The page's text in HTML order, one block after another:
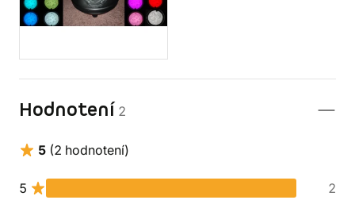
Hodnotení 2
5 (2 hodnotení)
5 2